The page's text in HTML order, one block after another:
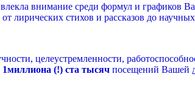
внимание среди формул и графиков
стихов и рассказов до
целеустремленности,
1миллиона (!) ста тысяч посещений Вашей